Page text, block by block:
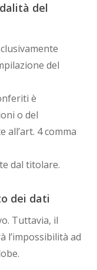
del
del
è
o del
all’art. 4 comma
dal titolare.
dei dati
Tuttavia, il
l’impossibilità ad